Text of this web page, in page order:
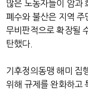
많은 노동자들이 암과
폐수와 불산은 지역 주
무비판적으로 확장될
탄했다.
기후정의동맹 해미 집
위해 규제를 완화하고